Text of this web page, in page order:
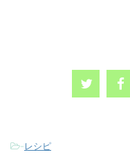
-レシピ